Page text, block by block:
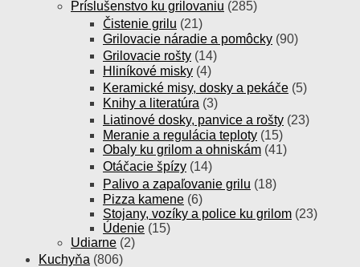
Príslušenstvo ku grilovaniu (285)
Čistenie grilu (21)
Grilovacie náradie a pomôcky (90)
Grilovacie rošty (14)
Hliníkové misky (4)
Keramické misy, dosky a pekáče (5)
Knihy a literatúra (3)
Liatinové dosky, panvice a rošty (23)
Meranie a regulácia teploty (15)
Obaly ku grilom a ohniskám (41)
Otáčacie špízy (14)
Palivo a zapaľovanie grilu (18)
Pizza kamene (6)
Stojany, vozíky a police ku grilom (23)
Údenie (15)
Udiarne (2)
Kuchyňa (806)